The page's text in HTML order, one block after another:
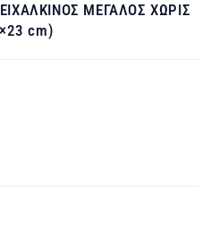
ΜΕΓΑΛΟΣ ΧΩΡΙΣ
cm)